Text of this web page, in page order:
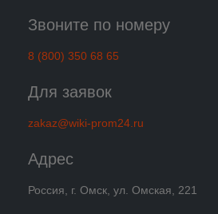
Звоните по номеру
8 (800) 350 68 65
Для заявок
zakaz@wiki-prom24.ru
Адрес
Россия, г. Омск, ул. Омская, 221